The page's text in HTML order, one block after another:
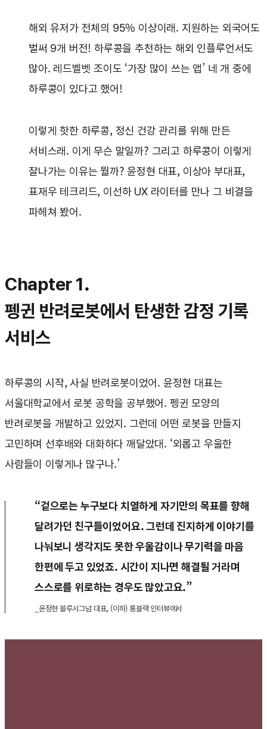
해외 유저가 전체의 95% 이상이래. 지원하는 외국어도
벌써 9개 버전! 하루콩을 추천하는 해외 인플루언서도
많아. 레드벨벳 조이도 ‘가장 많이 쓰는 앱’ 네 개 중에
하루콩이 있다고 했어!
이렇게 핫한 하루콩, 정신 건강 관리를 위해 만든
서비스래. 이게 무슨 말일까? 그리고 하루콩이 이렇게
잘나가는 이유는 뭘까? 윤정현 대표, 이상아 부대표,
표재우 테크리드, 이선하 UX 라이터를 만나 그 비결을
파헤쳐 봤어.
Chapter 1.
펭귄 반려로봇에서 탄생한 감정 기록
서비스
하루콩의 시작, 사실 반려로봇이었어. 윤정현 대표는
서울대학교에서 로봇 공학을 공부했어. 펭귄 모양의
반려로봇을 개발하고 있었지. 그런데 어떤 로봇을 만들지
고민하며 선후배와 대화하다 깨달았대. ‘외롭고 우울한
사람들이 이렇게나 많구나.’
“겉으로는 누구보다 치열하게 자기만의 목표를 향해
달려가던 친구들이었어요. 그런데 진지하게 이야기를
나눠보니 생각지도 못한 우울감이나 무기력을 마음
한편에 두고 있었죠. 시간이 지나면 해결될 거라며
스스로를 위로하는 경우도 많았고요.”
_윤정현 블루시그넘 대표, (이하) 롱블랙 인터뷰에서